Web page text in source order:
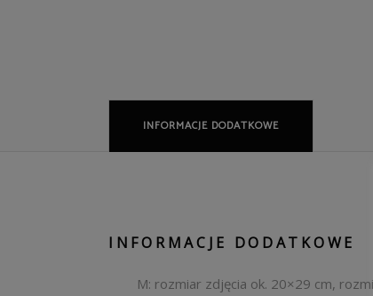
INFORMACJE DODATKOWE
INFORMACJE DODATKOWE
M: rozmiar zdjęcia ok. 20×29 cm,